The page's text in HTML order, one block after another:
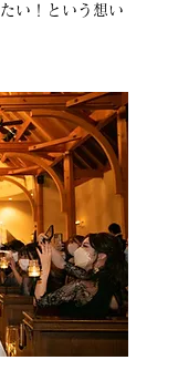
い！という想い